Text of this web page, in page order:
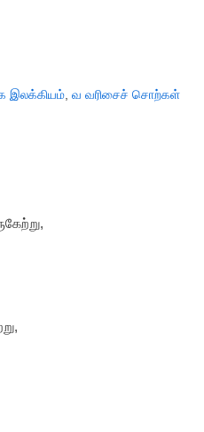
இலக்கியம், வ வரிசைச் சொற்கள்